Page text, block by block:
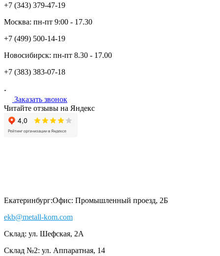
+7 (343) 379-47-19
Москва: пн-пт 9:00 - 17.30
+7 (499) 500-14-19
Новосибирск: пн-пт 8.30 - 17.00
+7 (383) 383-07-18
Заказать звонок
Читайте отзывы на Яндекс
Екатеринбург:Офис: Промышленный проезд, 2Б
ekb@metall-kom.com
Склад: ул. Шефская, 2А
Склад №2: ул. Аппаратная, 14